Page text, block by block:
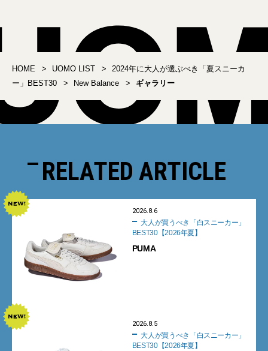
HOME UOMO LIST
2024年に大人が選ぶべき「夏スニーカ
ー」BEST30
New Balance ギャラリー
RELATED ARTICLE
2026.8.6
BEST30【2026年夏】
PUMA
2026.8.5
BEST30【2026年夏】